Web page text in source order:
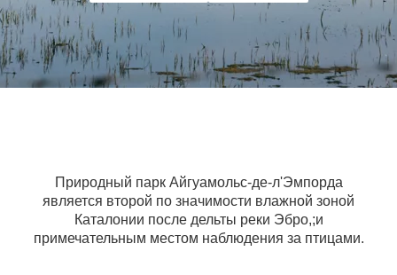
Природный парк Айгуамольс-де-л'Эмпорда
является второй по значимости влажной зоной
Каталонии после дельты реки Эбро,;и
примечательным местом наблюдения за птицами.